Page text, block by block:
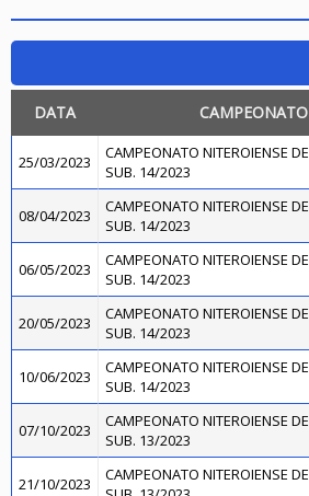
DATA CAMPEONATO
25/03/2023
CAMPEONATO NITEROIENSE
SUB. 14/2023
08/04/2023
CAMPEONATO NITEROIENSE
SUB. 14/2023
06/05/2023
CAMPEONATO NITEROIENSE
SUB. 14/2023
20/05/2023
CAMPEONATO NITEROIENSE
SUB. 14/2023
10/06/2023
CAMPEONATO NITEROIENSE
SUB. 14/2023
07/10/2023
CAMPEONATO NITEROIENSE
SUB. 13/2023
21/10/2023
CAMPEONATO NITEROIENSE